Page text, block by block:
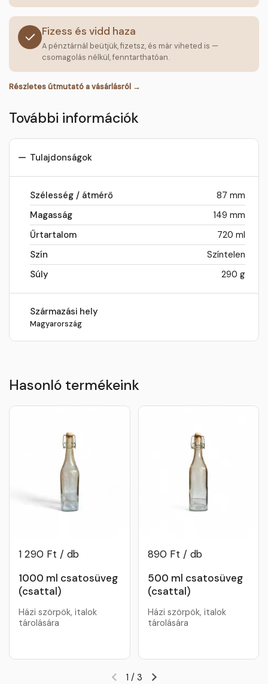
Fizess és vidd haza
A pénztárnál beütjük, fizetsz, és már viheted is —
csomagolás nélkül, fenntarthatóan.
Részletes útmutató a vásárlásról →
További információk
Tulajdonságok
Szélesség / átmérő
87 mm
Magasság
149 mm
Űrtartalom
720 ml
Szín
Színtelen
Súly
290 g
Származási hely
Magyarország
Hasonló termékeink
1 290 Ft / db
1000 ml csatosüveg
(csattal)
Házi szörpök, italok
tárolására
890 Ft / db
500 ml csatosüveg
(csattal)
Házi szörpök, italok
tárolására
1 / 3